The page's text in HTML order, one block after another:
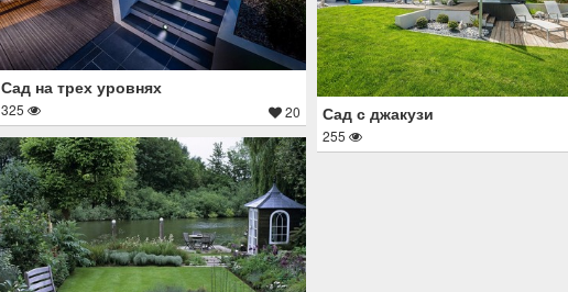
Сад на трех уровнях
325 20 Сад с джакузи
255